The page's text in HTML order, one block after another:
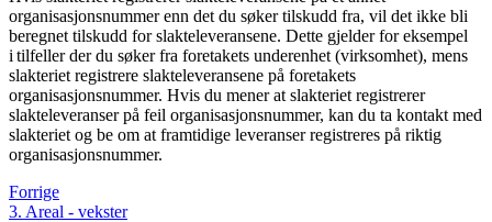
organisasjonsnummer enn det du søker tilskudd fra, vil det ikke bli
beregnet tilskudd for slakteleveransene. Dette gjelder for eksempel
i tilfeller der du søker fra foretakets underenhet (virksomhet), mens
slakteriet registrere slakteleveransene på foretakets
organisasjonsnummer. Hvis du mener at slakteriet registrerer
slakteleveranser på feil organisasjonsnummer, kan du ta kontakt med
slakteriet og be om at framtidige leveranser registreres på riktig
organisasjonsnummer.
Forrige
3. Areal - vekster